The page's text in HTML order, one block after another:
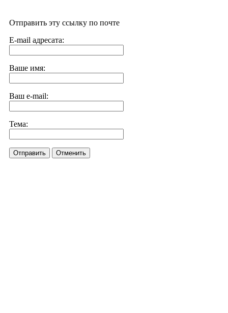
Отправить эту ссылку по почте
E-mail адресата:
Ваше имя:
Ваш e-mail:
Тема:
Отправить Отменить